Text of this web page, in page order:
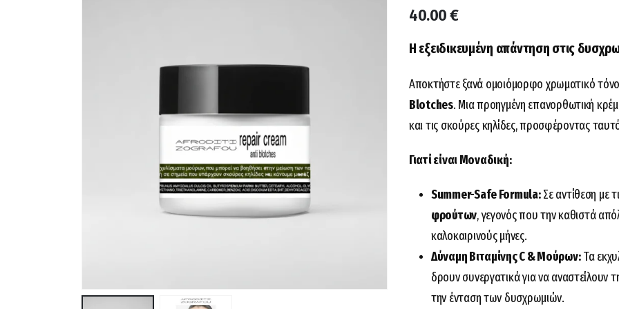
40.00€
Η εξειδικευμένη απάντηση στις
Αποκτήστε ξανά ομοιόμορφο χρωματικό
Blotches. Μια προηγμένη επανορθωτική
και τις σκούρες κηλίδες, προσφέροντας
Γιατί είναι Μοναδική:
Summer-Safe Formula:Σε αντίθεση με
φρούτων, γεγονός που την καθιστά
καλοκαιρινούς μήνες.
Δύναμη Βιταμίνης C & Μούρων:Τα
δρουν συνεργατικά για να αναστείλουν
την ένταση των δυσχρωμιών.